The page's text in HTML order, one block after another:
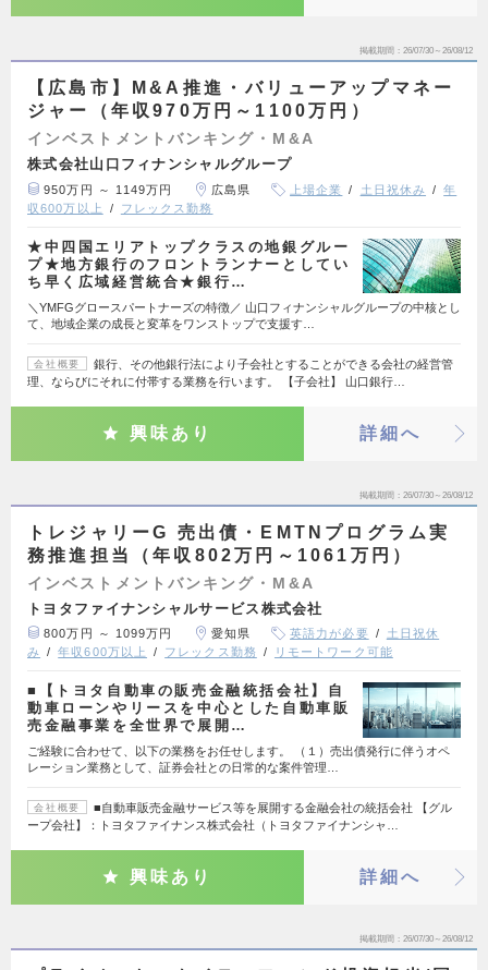
掲載期間 26/07/30～26/08/12
【広島市】M&A推進・バリューアップマネー
ジャー（年収970万円～1100万円）
インベストメントバンキング・M&A
株式会社山口フィナンシャルグループ
950万円 ～ 1149万円 広島県 上場企業 土日祝休み
年
収600万以上
フレックス勤務
★中四国エリアトップクラスの地銀グルー
プ★地方銀行のフロントランナーとしてい
ち早く広域経営統合★銀行…
＼YMFGグロースパートナーズの特徴／ 山口フィナンシャルグループの中核とし
て、地域企業の成長と変革をワンストップで支援す…
会社概要
銀行、その他銀行法により子会社とすることができる会社の経営管
理、ならびにそれに付帯する業務を行います。 【子会社】 山口銀行…
興味あり 詳細へ
掲載期間 26/07/30～26/08/12
トレジャリーG 売出債・EMTNプログラム実
務推進担当（年収802万円～1061万円）
インベストメントバンキング・M&A
トヨタファイナンシャルサービス株式会社
800万円 ～ 1099万円 愛知県 英語力が必要
土日祝休
み
年収600万以上 フレックス勤務 リモートワーク可能
■【トヨタ自動車の販売金融統括会社】自
動車ローンやリースを中心とした自動車販
売金融事業を全世界で展開…
ご経験に合わせて、以下の業務をお任せします。 （１）売出債発行に伴うオペ
レーション業務として、証券会社との日常的な案件管理…
会社概要
■自動車販売金融サービス等を展開する金融会社の統括会社 【グル
ープ会社】：トヨタファイナンス株式会社（トヨタファイナンシャ…
興味あり 詳細へ
掲載期間 26/07/30～26/08/12